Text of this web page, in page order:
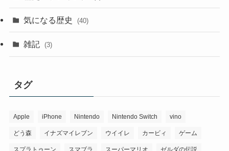
気になる歴史 (40)
雑記 (3)
タグ
Apple iPhone Nintendo Nintendo Switch vino
どう森 イナズマイレブン ウイイレ カービィ ゲーム
スプラトゥーン スマブラ スーパーマリオ ゼルダの伝説